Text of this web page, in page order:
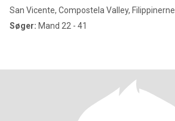
San Vicente, Compostela Valley, Filippinerne
Søger: Mand 22 - 41